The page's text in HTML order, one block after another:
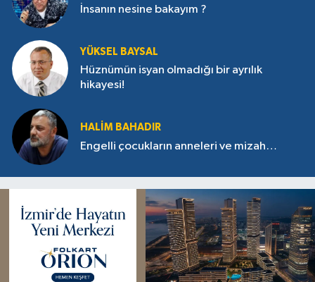
İnsanın nesine bakayım ?
YÜKSEL BAYSAL
Hüznümün isyan olmadığı bir ayrılık
hikayesi!
HALIM BAHADIR
Engelli çocukların anneleri ve mizah…